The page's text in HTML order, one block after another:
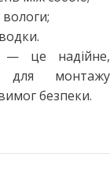
— це надійне,
для монтажу
безпеки.